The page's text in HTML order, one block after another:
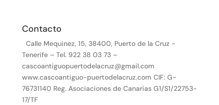
Contacto
Calle Mequinez, 15, 38400, Puerto de la Cruz -
Tenerife – Tel. 922 38 03 73 –
cascoantiguopuertodelacruz@gmail.com
www.cascoantiguo-puertodelacruz.com CIF: G-
76731140 Reg. Asociaciones de Canarias G1/S1/22753-
17/TF